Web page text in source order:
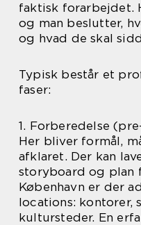
faktisk forarbejdet.
og man beslutter,
og hvad de skal
Typisk består et
faser:
1. Forberedelse
Her bliver formål,
afklaret. Der kan
storyboard og plan
København er der
locations: kontorer,
kultursteder. En